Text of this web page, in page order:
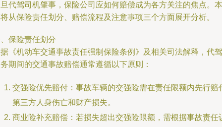
代驾司机肇事，保险公司应如何赔偿成为各方关注的焦点。本
从保险责任划分、赔偿流程及注意事项三个方面展开分析。
保险责任划分
《机动车交通事故责任强制保险条例》及相关司法解释，代驾
期间的交通事故赔偿通常遵循以下原则：
交强险优先赔付：事故车辆的交强险需在责任限额内先行赔
第三方人身伤亡和财产损失。
商业险补充赔偿：若损失超出交强险限额，需根据事故责任